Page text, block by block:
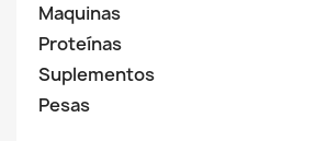
Maquinas
Proteínas
Suplementos
Pesas